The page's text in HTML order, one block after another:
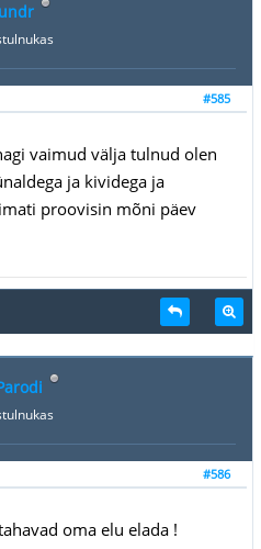
#585
vaimud välja tulnud olen
ja kividega ja
proovisin mõni päev
#586
oma elu elada !